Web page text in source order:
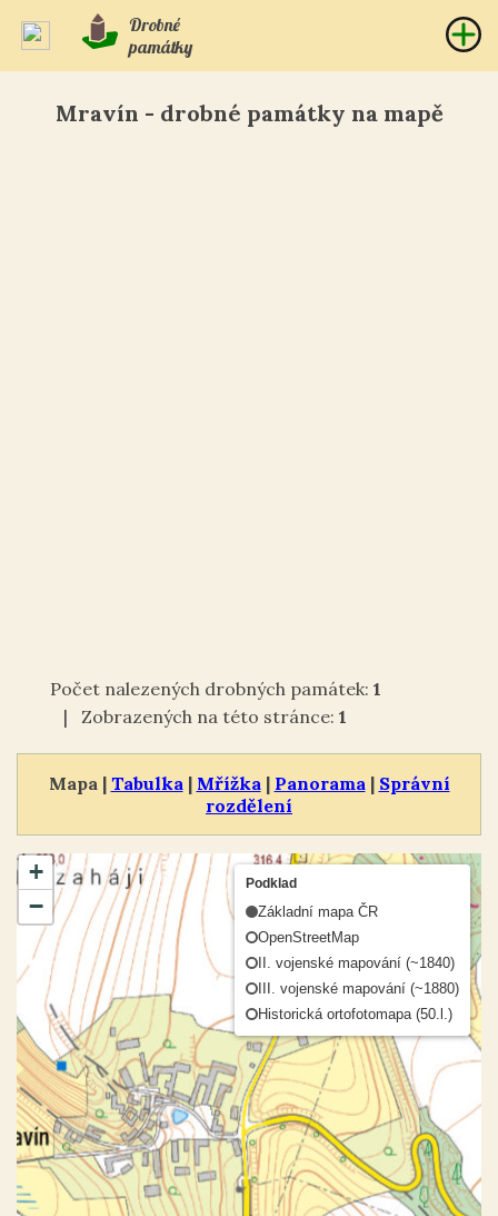
Drobné
památky
Mravín - drobné památky na mapě
Počet nalezených drobných památek: 1
| Zobrazených na této stránce: 1
Mapa | Tabulka | Mřížka | Panorama | Správní
rozdělení
+
−
Podklad
Základní mapa ČR
OpenStreetMap
II. vojenské mapování (~1840)
III. vojenské mapování (~1880)
Historická ortofotomapa (50.l.)